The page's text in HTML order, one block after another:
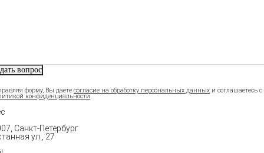
вопрос
форму, Вы даете согласие на обработку персональных данных и соглашаетесь c
конфиденциальности
Санкт-Петербург
ул., 27